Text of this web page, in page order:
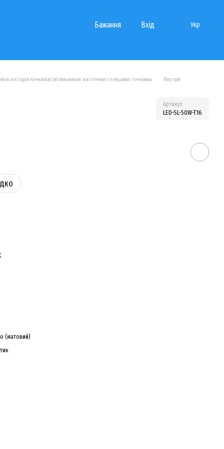
Бажання Вхід Укр
ліхтарів нічників світильників: настінних стельових точкових
Люстри
Артикул
LED-SL-50W-T16
(матовий)